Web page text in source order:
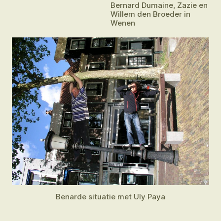
Bernard Dumaine, Zazie en
Willem den Broeder in
Wenen
Benarde situatie met Uly Paya